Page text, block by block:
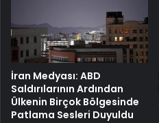
İran Medyası: ABD
Saldırılarının Ardından
Ülkenin Birçok Bölgesinde
Patlama Sesleri Duyuldu